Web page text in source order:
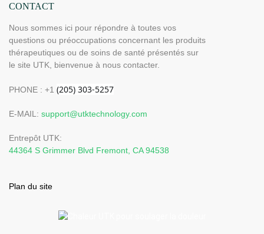
CONTACT
Nous sommes ici pour répondre à toutes vos
questions ou préoccupations concernant les produits
thérapeutiques ou de soins de santé présentés sur
le site UTK, bienvenue à nous contacter.
PHONE : +1
E-MAIL: support@utktechnology.com
Entrepôt UTK:
44364 S Grimmer Blvd Fremont, CA 94538
Plan du site